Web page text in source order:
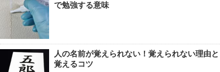
で勉強する意味
人の名前が覚えられない！覚えられない理由と
覚えるコツ